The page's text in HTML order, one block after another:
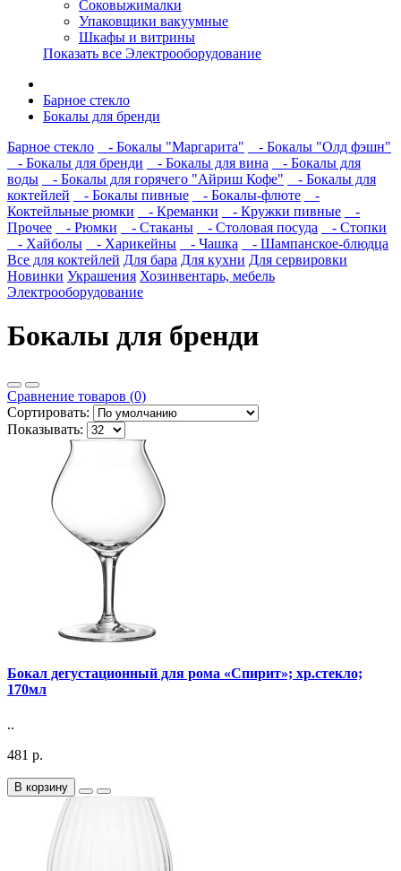
Соковыжималки
Упаковщики вакуумные
Шкафы и витрины
Показать все Электрооборудование
Барное стекло
Бокалы для бренди
Барное стекло
- Бокалы "Маргарита"
- Бокалы "Олд фэшн"
- Бокалы для бренди
- Бокалы для вина
- Бокалы для
воды
- Бокалы для горячего "Айриш Кофе"
- Бокалы для
коктейлей
- Бокалы пивные - Бокалы-флюте
-
Коктейльные рюмки
- Креманки - Кружки пивные
-
Прочее
- Рюмки - Стаканы - Столовая посуда
- Стопки
- Хайболы
- Харикейны - Чашка
- Шампанское-блюдца
Все для коктейлей Для бара Для кухни Для сервировки
Новинки Украшения Хозинвентарь, мебель
Электрооборудование
Бокалы для бренди
Сравнение товаров (0)
Сортировать:
Показывать:
Бокал дегустационный для рома «Спирит»; хр.стекло;
170мл
..
481 р.
В корзину